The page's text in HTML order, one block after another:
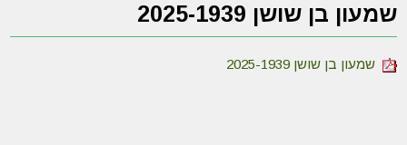
שמעון בן שושן 2025-1939
שמעון בן שושן 2025-1939